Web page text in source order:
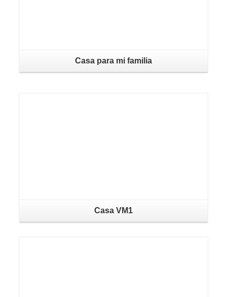
Casa para mi familia
Casa VM1